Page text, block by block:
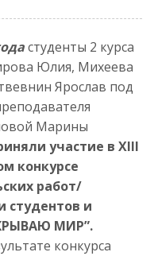
студенты 2 курса
Юлия, Михеева
Ярослав под
Марины
участие в ХIII
конкурсе
работ/
студентов и
МИР”.
конкурса